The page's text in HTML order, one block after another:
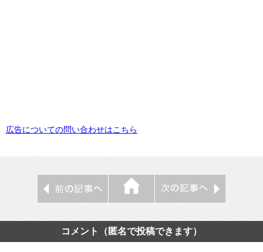
広告についての問い合わせはこちら
コメント（匿名で投稿できます）